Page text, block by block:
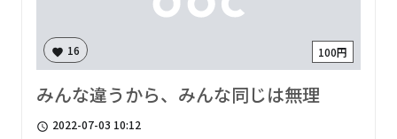
favorite 16 100円
みんな違うから、みんな同じは無理
access_time 2022-07-03 10:12